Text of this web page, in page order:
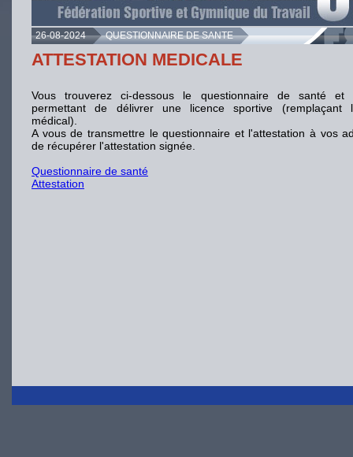
26-08-2024 QUESTIONNAIRE DE SANTE
ATTESTATION MEDICALE
Vous trouverez ci-dessous le questionnaire de santé et
permettant de délivrer une licence sportive (remplaçant
médical).
A vous de transmettre le questionnaire et l'attestation à vos
de récupérer l'attestation signée.
Questionnaire de santé
Attestation